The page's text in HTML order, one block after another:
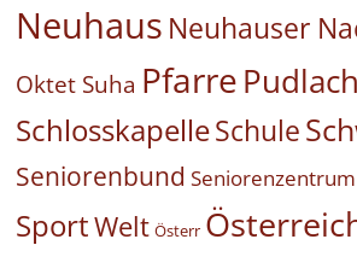
Neuhaus Neuhauser
Oktet Suha PfarrePudlach
SchlosskapelleSchule
Seniorenbund Seniorenzentrum
SportWelt Österr